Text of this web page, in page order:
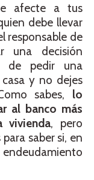
afecte a tus
debe llevar
responsable de
una decisión
de pedir una
y no dejes
sabes, lo
al banco más
, pero
saber si, en